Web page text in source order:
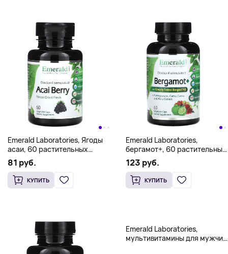
Emerald Laboratories, Ягоды
асаи, 60 растительных
капсул
81 руб.
КУПИТЬ
Emerald Laboratories,
бергамот+, 60 растительных
капсул
123 руб.
КУПИТЬ
Emerald Laboratories,
мультивитамины для мужчин